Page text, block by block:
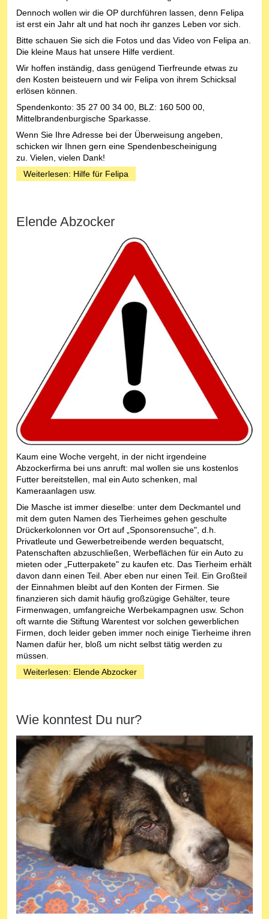
Dennoch wollen wir die OP durchführen lassen, denn Felipa
ist erst ein Jahr alt und hat noch ihr ganzes Leben vor sich.
Bitte schauen Sie sich die Fotos und das Video von Felipa an.
Die kleine Maus hat unsere Hilfe verdient.
Wir hoffen inständig, dass genügend Tierfreunde etwas zu
den Kosten beisteuern und wir Felipa von ihrem Schicksal
erlösen können.
Spendenkonto: 35 27 00 34 00, BLZ: 160 500 00,
Mittelbrandenburgische Sparkasse.
Wenn Sie Ihre Adresse bei der Überweisung angeben,
schicken wir Ihnen gern eine Spendenbescheinigung
zu. Vielen, vielen Dank!
Weiterlesen: Hilfe für Felipa
Elende Abzocker
Kaum eine Woche vergeht, in der nicht irgendeine
Abzockerfirma bei uns anruft: mal wollen sie uns kostenlos
Futter bereitstellen, mal ein Auto schenken, mal
Kameraanlagen usw.
Die Masche ist immer dieselbe: unter dem Deckmantel und
mit dem guten Namen des Tierheimes gehen geschulte
Drückerkolonnen vor Ort auf „Sponsorensuche", d.h.
Privatleute und Gewerbetreibende werden bequatscht,
Patenschaften abzuschließen, Werbeflächen für ein Auto zu
mieten oder „Futterpakete" zu kaufen etc. Das Tierheim erhält
davon dann einen Teil. Aber eben nur einen Teil. Ein Großteil
der Einnahmen bleibt auf den Konten der Firmen. Sie
finanzieren sich damit häufig großzügige Gehälter, teure
Firmenwagen, umfangreiche Werbekampagnen usw. Schon
oft warnte die Stiftung Warentest vor solchen gewerblichen
Firmen, doch leider geben immer noch einige Tierheime ihren
Namen dafür her, bloß um nicht selbst tätig werden zu
müssen.
Weiterlesen: Elende Abzocker
Wie konntest Du nur?